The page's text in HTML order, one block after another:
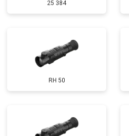
25 384
RH 50